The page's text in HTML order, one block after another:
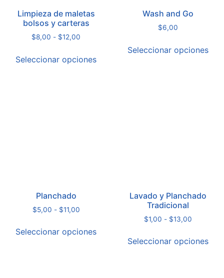
Limpieza de maletas
bolsos y carteras
$8,00 - $12,00
Seleccionar opciones
Wash and Go
$6,00
Seleccionar opciones
Planchado
$5,00 - $11,00
Seleccionar opciones
Lavado y Planchado
Tradicional
$1,00 - $13,00
Seleccionar opciones